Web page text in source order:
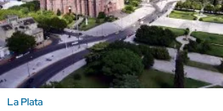
La Plata